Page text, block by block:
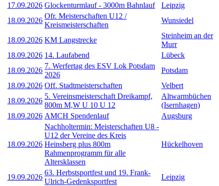
17.09.2026 Glockenturmlauf - 3000m Bahnlauf
Leipzig
18.09.2026
Ofr. Meisterschaften U12 /
Kreismeisterschaften
Wunsiedel
18.09.2026 KM Langstrecke
Steinheim an der
Murr
18.09.2026 14. Laufabend
Lübeck
18.09.2026
7. Werfertag des ESV Lok Potsdam
2026
Potsdam
18.09.2026 Off. Stadtmeisterschaften
Velbert
18.09.2026
5. Vereinsmeisterschaft Dreikampf,
800m M,W U 10 U 12
Altwarmbüchen
(Isernhagen)
18.09.2026 AMCH Spendenlauf Augsburg
18.09.2026
Nachholtermin: Meisterschaften U8 -
U12 der Vereine des Kreis
Heinsberg plus 800m
Rahmenprogramm für alle
Altersklassen
Hückelhoven
19.09.2026
63. Herbstsportfest und 19. Frank-
Ulrich-Gedenksportfest
Leipzig